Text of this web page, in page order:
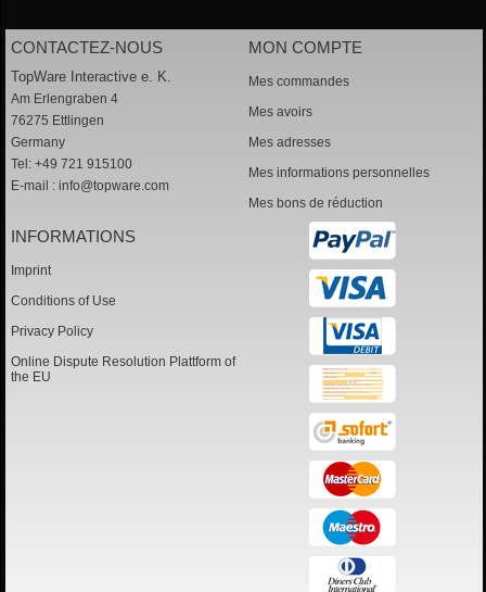
CONTACTEZ-NOUS
TopWare Interactive e. K.
Am Erlengraben 4
76275 Ettlingen
Germany
Tel: +49 721 915100
E-mail : info@topware.com
MON COMPTE
Mes commandes
Mes avoirs
Mes adresses
Mes informations personnelles
Mes bons de réduction
INFORMATIONS
Imprint
Conditions of Use
Privacy Policy
Online Dispute Resolution Plattform of
the EU